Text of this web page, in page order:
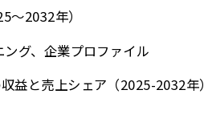
2032年）
グ、企業プロファイル
益と売上シェア（2025-2032年）